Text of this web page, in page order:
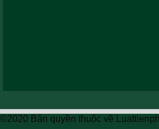
©2020 Bản quyền thuộc về